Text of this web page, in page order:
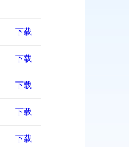
下载
下载
下载
下载
下载